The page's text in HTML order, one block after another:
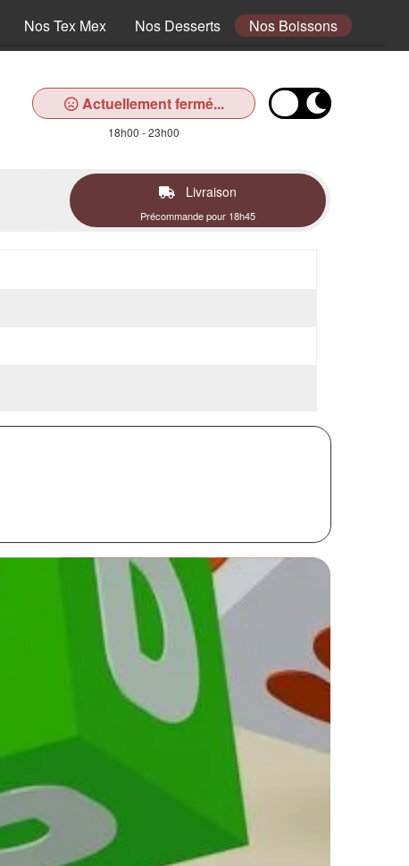
Nos Tex Mex Nos Desserts Nos Boissons
Actuellement fermé...
18h00 - 23h00
Livraison
Précommande pour 18h45